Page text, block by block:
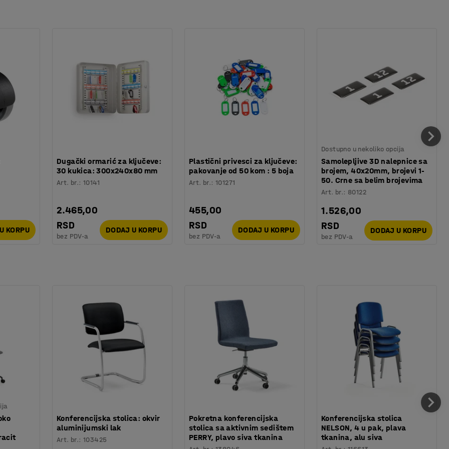
ljulja unazad.
za tepihe.
KORPU
Dugački ormarić za ključeve:
30 kukica: 300x240x80 mm
Art. br.:10141
2.465,00
RSD
bez PDV-a
DODAJ U KORPU
Plastični privesci za ključeve:
pakovanje od 50 kom : 5 boja
Art. br.:101271
455,00
RSD
bez PDV-a
DODAJ U KORPU
Dostupno u nekoliko opcija
Samolepljive 3D nalepnice sa
brojem, 40x20mm, brojevi 1-
50. Crne sa belim brojevima
Art. br.: 80122
1.526,00
RSD
bez PDV-a
DODAJ U KORPU
Konferencijska stolica: okvir
aluminijumski lak
Art. br.:103425
Pokretna konferencijska
stolica sa aktivnim sedištem
PERRY, plavo siva tkanina
Konferencijska stolica
NELSON, 4 u pak, plava
tkanina, alu siva